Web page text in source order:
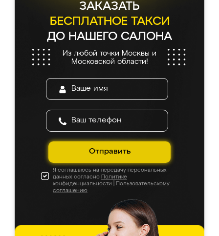
ЗАКАЗАТЬ
БЕСПЛАТНОЕ ТАКСИ
ДО НАШЕГО САЛОНА
Из любой точки Москвы и
Московской области!
Отправить
Я соглашаюсь на передачу персональных
данных согласно Политике
конфиденциальности
Пользовательскому
соглашению